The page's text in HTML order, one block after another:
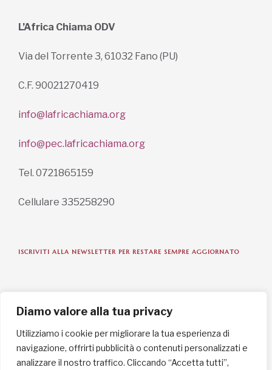
Diamo valore alla tua privacy
Utilizziamo i cookie per migliorare la tua esperienza di
navigazione, offrirti pubblicità o contenuti personalizzati e
analizzare il nostro traffico. Cliccando “Accetta tutti”,
L’Africa Chiama ODV
Via del Torrente 3, 61032 Fano (PU)
C.F. 90021270419
info@lafricachiama.org
info@pec.lafricachiama.org
Tel. 0721865159
Cellulare 335258290
ISCRIVITI ALLA NEWSLETTER PER RESTARE SEMPRE AGGIORNATO
ISCRIVITI ORA
INFORMAZIONI SULLA PRIVACY